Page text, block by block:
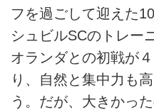
フを過ごして迎えた
シュビルSCのトレー
オランダとの初戦が
り、自然と集中力も
う。だが、大きかっ